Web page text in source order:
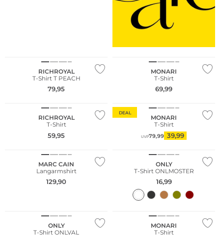
RICHROYAL
T-Shirt T PEACH
79,95
NEU
MONARI
T-Shirt
69,99
RICHROYAL
T-Shirt
59,95
DEAL
MONARI
T-Shirt
UVP79,99 39,99
MARC CAIN
Langarmshirt
129,90
ONLY
T-Shirt ONLMOSTER
16,99
ONLY
T-Shirt ONLVAL
MONARI
T-Shirt